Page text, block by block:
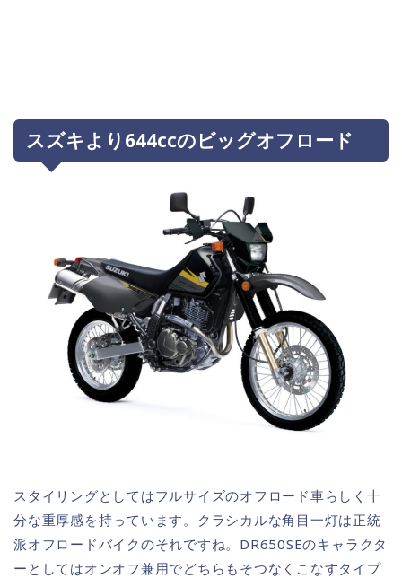
スズキより644ccのビッグオフロード
スタイリングとしてはフルサイズのオフロード車らしく十
分な重厚感を持っています。クラシカルな角目一灯は正統
派オフロードバイクのそれですね。DR650SEのキャラクタ
ーとしてはオンオフ兼用でどちらもそつなくこなすタイプ